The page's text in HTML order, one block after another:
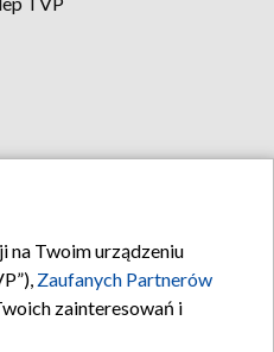
na Twoim urządzeniu
Zaufanych Partnerów
zainteresowań i